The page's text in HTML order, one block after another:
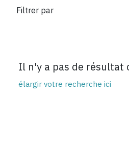
Filtrer par
Il n'y a pas de résultat
élargir votre recherche ici